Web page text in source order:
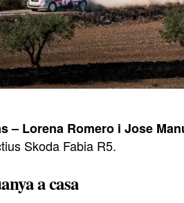
– Lorena Romero i Jose
Skoda Fabia R5.
a casa